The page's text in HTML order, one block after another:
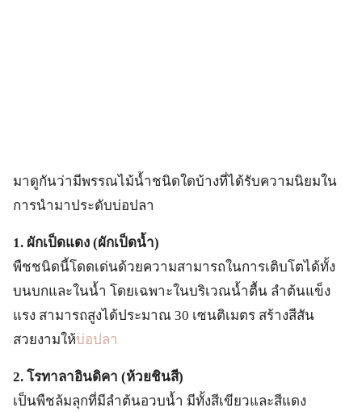
มาดูกันว่ามีพรรณไม้น้ำชนิดใดบ้างที่ได้รับความนิยมใน
การนำมาประดับบ่อปลา
1. ผักเป็ดแดง (ผักเป็ดน้ำ)
พืชชนิดนี้โดดเด่นด้วยความสามารถในการเติบโตได้ทั้ง
บนบกและในน้ำ โดยเฉพาะในบริเวณน้ำตื้น ลำต้นแข็ง
แรง สามารถสูงได้ประมาณ 30 เซนติเมตร สร้างสีสัน
สวยงามให้บ่อปลา
2. โรทาลาอินดิคา (ห้วยชินสี)
เป็นพืชล้มลุกที่มีลำต้นอวบน้ำ มีทั้งสีเขียวและสีแดง